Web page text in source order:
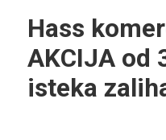
Hass
AKCIJA od
isteka